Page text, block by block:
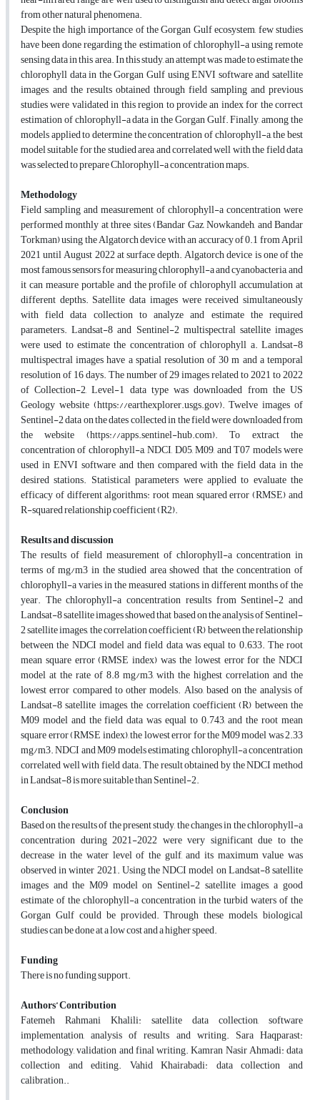
from other natural phenomena.
Despite the high importance of the Gorgan Gulf ecosystem, few studies
have been done regarding the estimation of chlorophyll-a using remote
sensing data in this area. In this study, an attempt was made to estimate the
chlorophyll data in the Gorgan Gulf using ENVI software and satellite
images, and the results obtained through field sampling and previous
studies were validated in this region to provide an index for the correct
estimation of chlorophyll-a data in the Gorgan Gulf. Finally, among the
models applied to determine the concentration of chlorophyll-a, the best
model suitable for the studied area and correlated well with the field data
was selected to prepare Chlorophyll-a concentration maps.
Methodology
Field sampling and measurement of chlorophyll-a concentration were
performed monthly at three sites (Bandar Gaz, Nowkandeh, and Bandar
Torkman) using the Algatorch device with an accuracy of 0.1 from April
2021 until August 2022 at surface depth. Algatorch device is one of the
most famous sensors for measuring chlorophyll-a and cyanobacteria, and
it can measure portable and the profile of chlorophyll accumulation at
different depths. Satellite data images were received simultaneously
with field data collection to analyze and estimate the required
parameters. Landsat-8 and Sentinel-2 multispectral satellite images
were used to estimate the concentration of chlorophyll a. Landsat-8
multispectral images have a spatial resolution of 30 m and a temporal
resolution of 16 days. The number of 29 images related to 2021 to 2022
of Collection-2, Level-1 data type was downloaded from the US
Geology website (https://earthexplorer.usgs.gov). Twelve images of
Sentinel-2 data on the dates collected in the field were downloaded from
the website (https://apps.sentinel-hub.com). To extract the
concentration of chlorophyll-a, NDCI, D05, M09, and T07 models were
used in ENVI software and then compared with the field data in the
desired stations. Statistical parameters were applied to evaluate the
efficacy of different algorithms: root mean squared error (RMSE) and
R-squared relationship coefficient (R2).
Results and discussion
The results of field measurement of chlorophyll-a concentration in
terms of mg/m3 in the studied area showed that the concentration of
chlorophyll-a varies in the measured stations in different months of the
year. The chlorophyll-a concentration results from Sentinel-2 and
Landsat-8 satellite images showed that based on the analysis of Sentinel-
2 satellite images, the correlation coefficient (R) between the relationship
between the NDCI model and field data was equal to 0.633. The root
mean square error (RMSE index) was the lowest error for the NDCI
model at the rate of 8.8 mg/m3, with the highest correlation and the
lowest error compared to other models. Also, based on the analysis of
Landsat-8 satellite images, the correlation coefficient (R) between the
M09 model and the field data was equal to 0.743, and the root mean
square error (RMSE index), the lowest error for the M09 model was 2.33
mg/m3. NDCI and M09 models estimating chlorophyll-a concentration
correlated well with field data. The result obtained by the NDCI method
in Landsat-8 is more suitable than Sentinel-2.
Conclusion
Based on the results of the present study, the changes in the chlorophyll-a
concentration during 2021-2022 were very significant due to the
decrease in the water level of the gulf, and its maximum value was
observed in winter 2021. Using the NDCI model on Landsat-8 satellite
images and the M09 model on Sentinel-2 satellite images, a good
estimate of the chlorophyll-a concentration in the turbid waters of the
Gorgan Gulf could be provided. Through these models, biological
studies can be done at a low cost and a higher speed.
Funding
There is no funding support.
Authors’ Contribution
Fatemeh Rahmani Khalili: satellite data collection, software
implementation, analysis of results and writing. Sara Haqparast:
methodology, validation and final writing. Kamran Nasir Ahmadi: data
collection and editing. Vahid Khairabadi: data collection and
calibration..